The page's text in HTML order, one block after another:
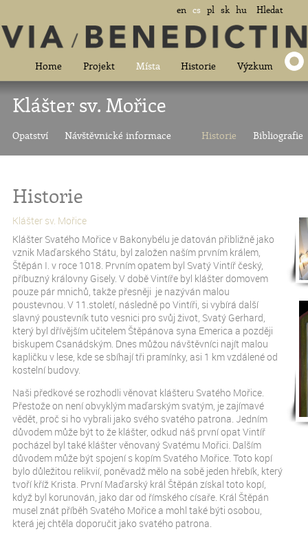
en cs pl sk hu Hledat
Home Projekt Místa Historie Výzkum
Klášter sv. Mořice
Opatství Návštěvnické informace Historie Bibliografie
Historie
Klášter sv. Mořice
Klášter Svatého Mořice v Bakonybélu je datován přibližně jako
vznik Maďarského Státu, byl založen naším prvním králem,
Štěpán I. v roce 1018. Prvním opatem byl Svatý Vintíř český,
příbuzný královny Gisely. V době Vintíře byl klášter domovem
pouze pár mnichů, takže přesněji je nazýván malou
poustevnou. V 11.století, následně po Vintíři, si vybírá další
slavný poustevník tuto vesnici pro svůj život, Svatý Gerhard,
který byl dřívějším učitelem Štěpánova syna Emerica a později
biskupem Csanádským. Dnes můžou návštěvníci najít malou
kapličku v lese, kde se sbíhají tři pramínky, asi 1 km vzdálené od
kostelní budovy.
Naši předkové se rozhodli věnovat klášteru Svatého Mořice.
Přestože on není obvyklým maďarským svatým, je zajímavé
vědět, proč si ho vybrali jako svého svatého patrona. Jedním
důvodem může být to že klášter, odkud náš první opat Vintíř
pocházel byl také klášter věnovaný Svatému Mořici. Dalším
důvodem může být spojení s kopím Svatého Mořice. Toto kopí
bylo důležitou relikvií, poněvadž mělo na sobě jeden hřebík, který
tvoří kříž Krista. První Maďarský král Štěpán získal toto kopí,
když byl korunován, jako dar od římského císaře. Král Štěpán
musel znát příběh Svatého Mořice a mohl také býti osobou,
která jej chtěla doporučit jako svatého patrona.